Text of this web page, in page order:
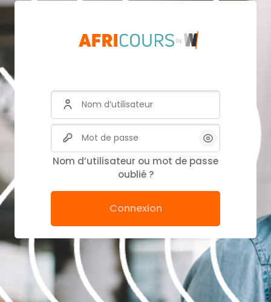
Passer au contenu principal
Nom d’utilisateur
Mot de passe
Nom d’utilisateur ou mot de passe
oublié ?
Connexion